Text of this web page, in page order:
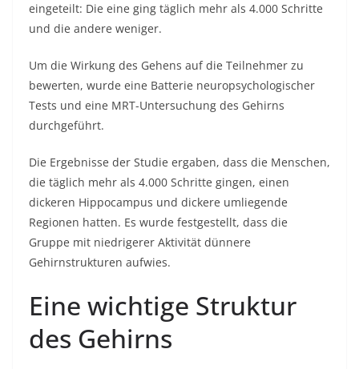
eingeteilt: Die eine ging täglich mehr als 4.000 Schritte
und die andere weniger.
Um die Wirkung des Gehens auf die Teilnehmer zu
bewerten, wurde eine Batterie neuropsychologischer
Tests und eine MRT-Untersuchung des Gehirns
durchgeführt.
Die Ergebnisse der Studie ergaben, dass die Menschen,
die täglich mehr als 4.000 Schritte gingen, einen
dickeren Hippocampus und dickere umliegende
Regionen hatten. Es wurde festgestellt, dass die
Gruppe mit niedrigerer Aktivität dünnere
Gehirnstrukturen aufwies.
Eine wichtige Struktur
des Gehirns